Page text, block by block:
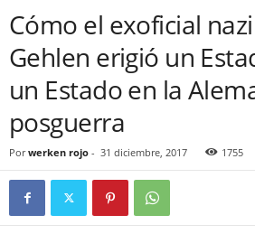
Cómo el exoficial
Gehlen erigió un
un Estado en la
posguerra
Por werken rojo - 31 diciembre, 2017 1755